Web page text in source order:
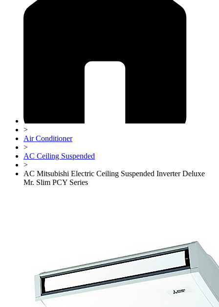
>
Air Conditioner
>
AC Ceiling Suspended
>
AC Mitsubishi Electric Ceiling Suspended Inverter Deluxe
Mr. Slim PCY Series